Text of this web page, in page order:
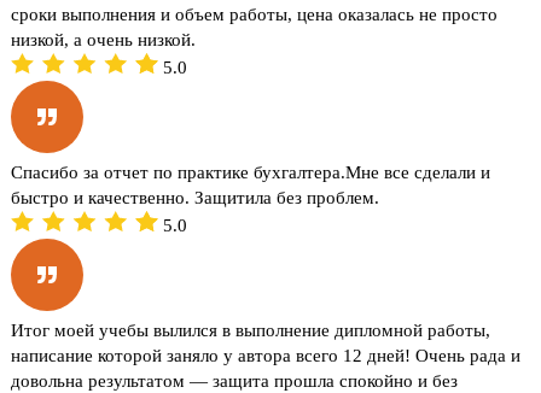
сроки выполнения и объем работы, цена оказалась не просто
низкой, а очень низкой.
5.0
Спасибо за отчет по практике бухгалтера.Мне все сделали и
быстро и качественно. Защитила без проблем.
5.0
Итог моей учебы вылился в выполнение дипломной работы,
написание которой заняло у автора всего 12 дней! Очень рада и
довольна результатом — защита прошла спокойно и без